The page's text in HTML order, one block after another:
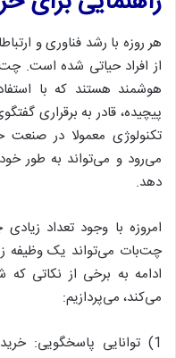
هر روزه با رشد فناوری و
از افراد حیاتی شده است.
هوشمند هستند که با
پیچیده، قادر به برقراری
تکنولوژی معمولا در
می‌رود و می‌تواند به طور
دهد.
امروزه با وجود تعداد
چت‌بات می‌تواند یک وظیفه
ادامه به برخی از نکاتی
می‌کند، می‌پردازیم:
1) توانایی پاسخگویی: